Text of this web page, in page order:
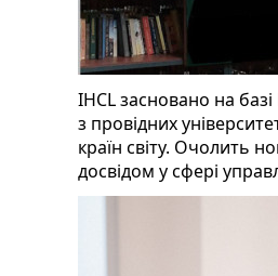
IHCL засновано на базі
з провідних
країн світу. Очолить
досвідом у сфері